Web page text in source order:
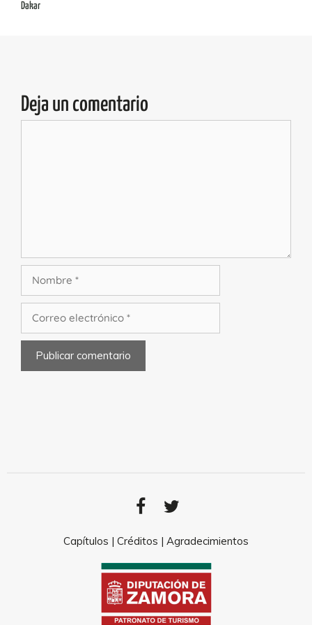
Dakar
Deja un comentario
Capítulos | Créditos | Agradecimientos